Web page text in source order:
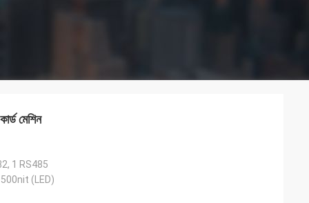
মেশিন
1 RS485
(LED)